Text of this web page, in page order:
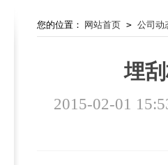
您的位置： 网站首页 > 公司动
埋
2015-02-01